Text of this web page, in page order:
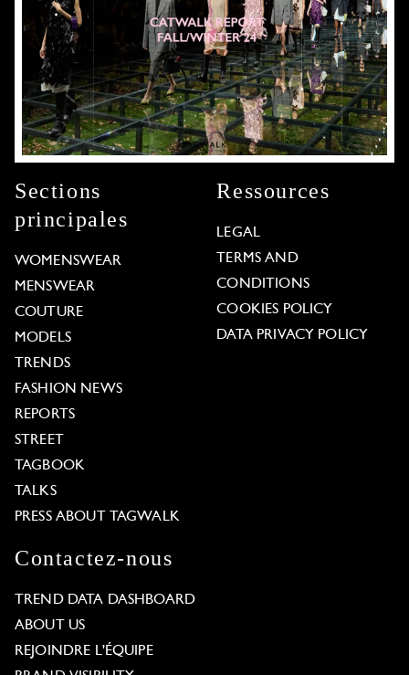
Sections
principales
WOMENSWEAR
MENSWEAR
COUTURE
MODELS
TRENDS
FASHION NEWS
REPORTS
STREET
TAGBOOK
TALKS
PRESS ABOUT TAGWALK
Ressources
LEGAL
TERMS AND
CONDITIONS
COOKIES POLICY
DATA PRIVACY POLICY
Contactez-nous
TREND DATA DASHBOARD
ABOUT US
REJOINDRE L'ÉQUIPE